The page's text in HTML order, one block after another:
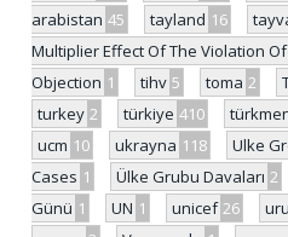
arabistan 45 tayland 16
Multiplier Effect Of The Violation
Objection 1 tihv 5 toma 2
turkey 2 türkiye 410
ucm 10 ukrayna 118 Ulke
Cases 1 Ülke Grubu Davaları 2
Günü 1 UN 1 unicef 26